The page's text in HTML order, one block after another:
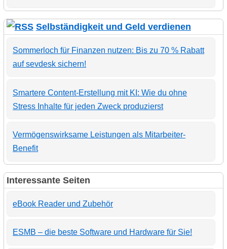
Selbständigkeit und Geld verdienen
Sommerloch für Finanzen nutzen: Bis zu 70 % Rabatt
auf sevdesk sichern!
Smartere Content-Erstellung mit KI: Wie du ohne
Stress Inhalte für jeden Zweck produzierst
Vermögenswirksame Leistungen als Mitarbeiter-
Benefit
Interessante Seiten
eBook Reader und Zubehör
ESMB – die beste Software und Hardware für Sie!